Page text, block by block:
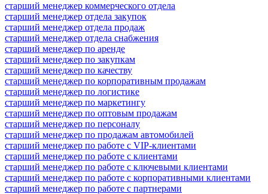
старший менеджер коммерческого отдела
старший менеджер отдела закупок
старший менеджер отдела продаж
старший менеджер отдела снабжения
старший менеджер по аренде
старший менеджер по закупкам
старший менеджер по качеству
старший менеджер по корпоративным продажам
старший менеджер по логистике
старший менеджер по маркетингу
старший менеджер по оптовым продажам
старший менеджер по персоналу
старший менеджер по продажам автомобилей
старший менеджер по работе с VIP-клиентами
старший менеджер по работе с клиентами
старший менеджер по работе с ключевыми клиентами
старший менеджер по работе с корпоративными клиентами
старший менеджер по работе с партнерами